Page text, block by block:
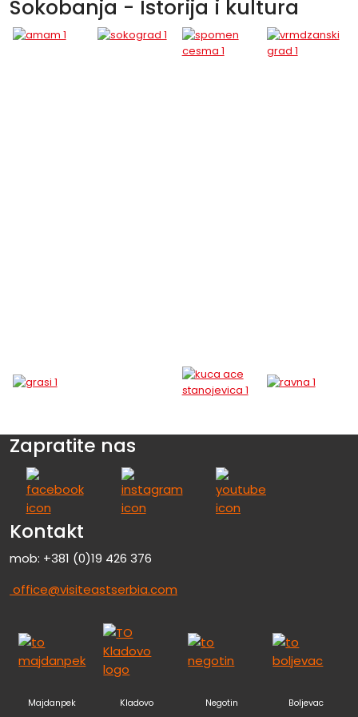
Sokobanja - Istorija i kultura
Zapratite nas
Kontakt
mob: +381 (0)19 426 376
office@visiteastserbia.com
Majdanpek Kladovo Negotin Boljevac